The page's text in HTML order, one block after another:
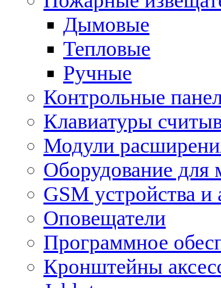
Дымовые
Тепловые
Ручные
Контрольные
Клавиатуры
Модули
Оборудование для
GSM устройства и
Оповещатели
Программное
Кронштейны